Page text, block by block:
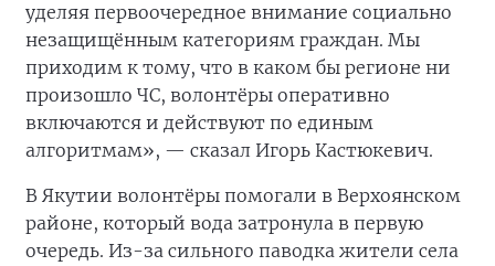
уделяя первоочередное внимание социально
незащищённым категориям граждан. Мы
приходим к тому, что в каком бы регионе ни
произошло ЧС, волонтёры оперативно
включаются и действуют по единым
алгоритмам», — сказал Игорь Кастюкевич.
В Якутии волонтёры помогали в Верхоянском
районе, который вода затронула в первую
очередь. Из-за сильного паводка жители села